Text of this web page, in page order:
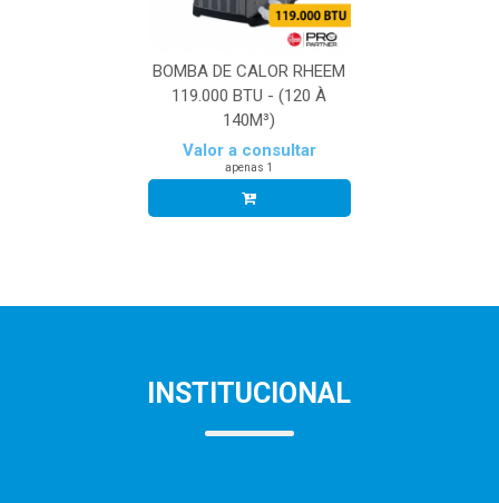
BOMBA DE CALOR RHEEM
119.000 BTU - (120 À
140M³)
Valor a consultar
apenas 1
INSTITUCIONAL